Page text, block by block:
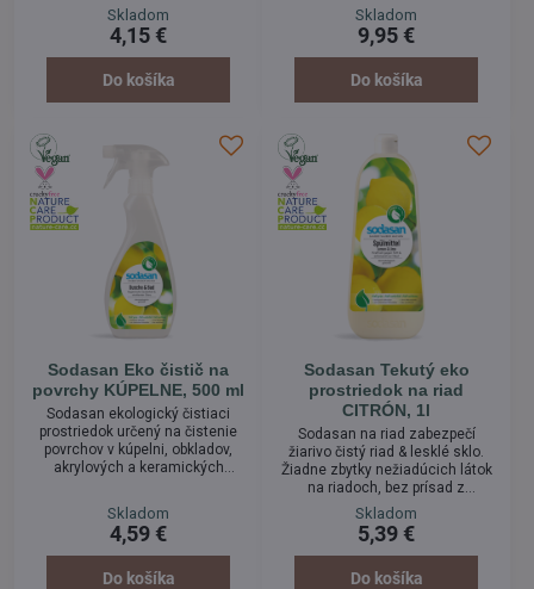
príjemnou ovocnou sviežou
limetkovou vôňou. Vhodné
najmä pre osoby s citlivou
pokožkou. Pohodlná a mäkká
bielizeň. Bez farbív a
Skladom
4,15 €
Do košíka
rastlinné mydlo pre jemnú
starostlivosť o ruky a telo. Toto
jemné tekuté mydlo s ružovou
esenciou poskytuje pôvabnú
kvetinovú starostlivosť o
Skladom
9,95 €
Do košíka
Sodasan Eko čistič na
povrchy KÚPELNE, 500 ml
Sodasan ekologický čistiaci
prostriedok určený na čistenie
povrchov v kúpelni, obkladov,
akrylových a keramických
citlivých na poškriabanie a
sklenených výplní spŕch. Strieka
sa na povrch a nechá pôsobiť,
potom sa zmyje handrou.
Skladom
4,59 €
Do košíka
Sodasan Tekutý eko
prostriedok na riad
CITRÓN, 1l
Sodasan na riad zabezpečí
žiarivo čistý riad & lesklé sklo.
Žiadne zbytky nežiadúcich látok
na riadoch, bez prísad z
petrochemického priemyslu, bez
farbív a konzervačných látok, so
sviežou vôňou citrónu.
Skladom
5,39 €
Do košíka